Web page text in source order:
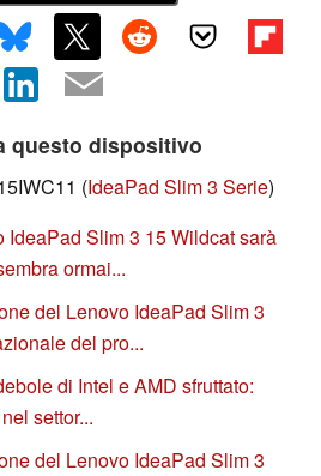
questo dispositivo
(IdeaPad Slim 3 Serie)
IdeaPad Slim 3 15 Wildcat sarà
ormai...
del Lenovo IdeaPad Slim 3
del pro...
di Intel e AMD sfruttato:
settor...
del Lenovo IdeaPad Slim 3